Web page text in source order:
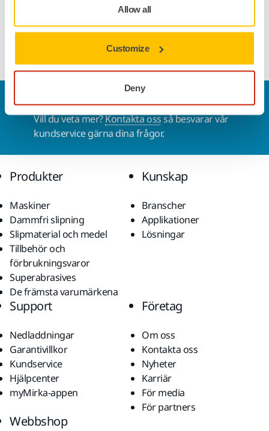
Allow all
Customize
Deny
Kontakta oss
Vill du veta mer?Kontakta ossså besvarar vår
kundservice gärna dina frågor.
Produkter
Maskiner
Dammfri slipning
Slipmaterial och medel
Tillbehör och
förbrukningsvaror
Superabrasives
De främsta varumärkena
Kunskap
Branscher
Applikationer
Lösningar
Support
Nedladdningar
Garantivillkor
Kundservice
Hjälpcenter
myMirka-appen
Företag
Om oss
Kontakta oss
Nyheter
Karriär
För media
För partners
Webbshop